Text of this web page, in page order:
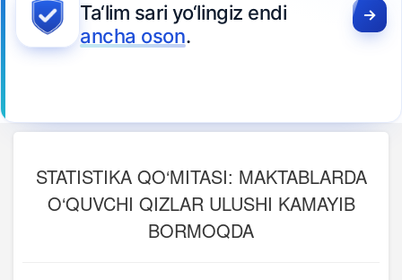
Ta‘lim sari yo‘lingiz endi
ancha oson.
STATISTIKA QO‘MITASI: MAKTABLARDA
O‘QUVCHI QIZLAR ULUSHI KAMAYIB
BORMOQDA